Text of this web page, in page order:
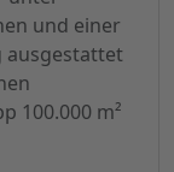
und einer
ausgestattet
100.000 m²